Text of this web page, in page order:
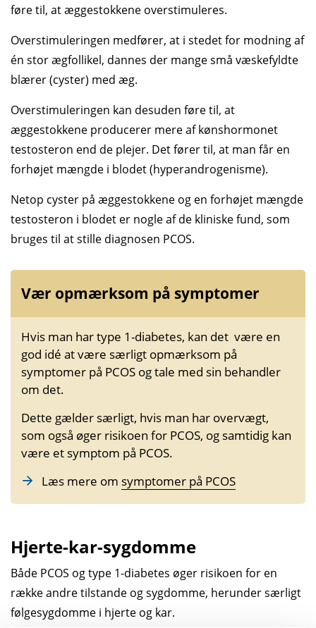
føre til, at æggestokkene overstimuleres.
Overstimuleringen medfører, at i stedet for modning af
én stor ægfollikel, dannes der mange små væskefyldte
blærer (cyster) med æg.
Overstimuleringen kan desuden føre til, at
æggestokkene producerer mere af kønshormonet
testosteron end de plejer. Det fører til, at man får en
forhøjet mængde i blodet (hyperandrogenisme).
Netop cyster på æggestokkene og en forhøjet mængde
testosteron i blodet er nogle af de kliniske fund, som
bruges til at stille diagnosen PCOS.
Vær opmærksom på symptomer
Hvis man har type 1-diabetes, kan det være en
god idé at være særligt opmærksom på
symptomer på PCOS og tale med sin behandler
om det.
Dette gælder særligt, hvis man har overvægt,
som også øger risikoen for PCOS, og samtidig kan
være et symptom på PCOS.
Læs mere om symptomer på PCOS
Hjerte-kar-sygdomme
Både PCOS og type 1-diabetes øger risikoen for en
række andre tilstande og sygdomme, herunder særligt
følgesygdomme i hjerte og kar.